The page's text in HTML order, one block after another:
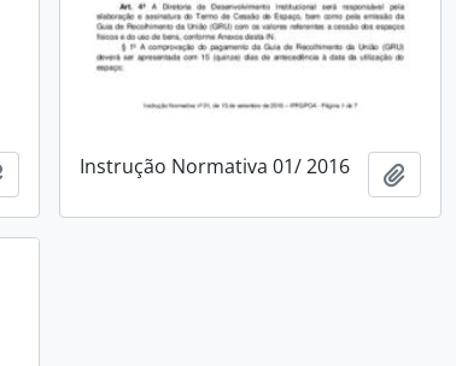
Adicionar a área de transferência
Instrução Normativa 01/ 2016